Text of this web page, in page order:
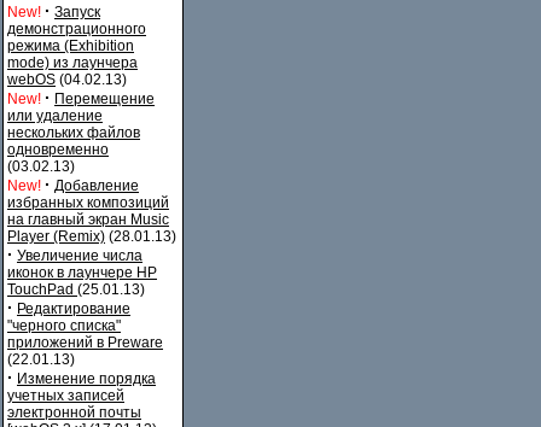
New! · Запуск
демонстрационного
режима (Exhibition
mode) из лаунчера
webOS (04.02.13)
New! · Перемещение
или удаление
нескольких файлов
одновременно
(03.02.13)
New! · Добавление
избранных композиций
на главный экран Music
Player (Remix) (28.01.13)
· Увеличение числа
иконок в лаунчере HP
TouchPad (25.01.13)
· Редактирование
"черного списка"
приложений в Preware
(22.01.13)
· Изменение порядка
учетных записей
электронной почты